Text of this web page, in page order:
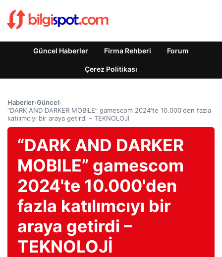
Güncel Haberler Firma Rehberi Forum
Çerez Politikası
Haberler›Güncel›
“DARK AND DARKER MOBILE” gamescom 2024'te 10.000'den fazla
katılımcıyı bir araya getirdi – TEKNOLOJİ
“DARK AND DARKER
MOBILE” gamescom
2024'te 10.000'den
fazla katılımcıyı bir
araya getirdi –
TEKNOLOJİ